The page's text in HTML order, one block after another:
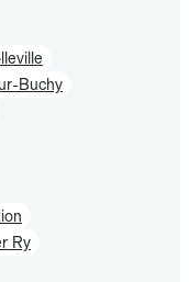
Buchy
Ry